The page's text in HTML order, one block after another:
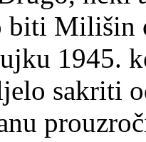
biti Milišin
1945.
sakriti